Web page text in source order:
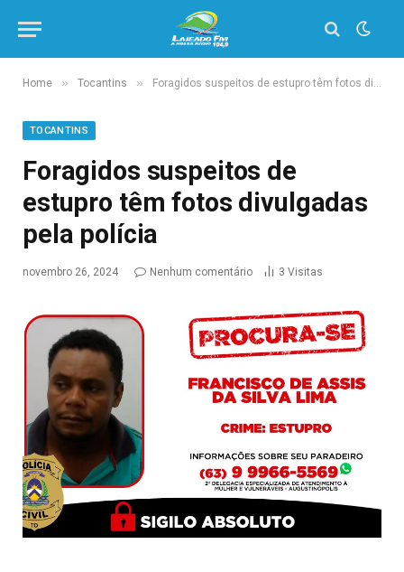
Home » Tocantins » Foragidos suspeitos de estupro têm fotos divulgadas pela polícia
TOCANTINS
Foragidos suspeitos de
estupro têm fotos divulgadas
pela polícia
novembro 26, 2024 Nenhum comentário 3 Visitas